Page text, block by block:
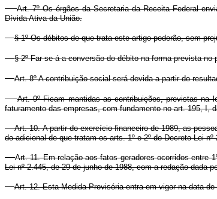
Art. 7º Os órgãos da Secretaria da Receita Federal
Dívida Ativa da União.
§ 1º Os débitos de que trata este artigo poderão, sem
§ 2º Far-se-á a conversão do débito na forma prevista
Art. 8º A contribuição social será devida a partir do
Art. 9º Ficam mantidas as contribuições, previstas na
faturamento das empresas, com fundamento no art. 195, I,
Art. 10. A partir do exercício financeiro de 1989, as
do adicional de que tratam os arts. 1º e 2º do Decreto-Lei
Art. 11. Em relação aos fatos geradores ocorridos entre
Lei nº 2.445, de 29 de junho de 1988, com a redação dada
Art. 12. Esta Medida Provisória entra em vigor na data